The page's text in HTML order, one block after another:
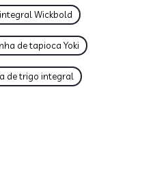
Wickbold
de tapioca Yoki
de trigo integral